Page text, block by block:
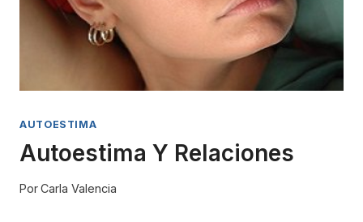
AUTOESTIMA
Autoestima Y Relaciones
PorCarla Valencia